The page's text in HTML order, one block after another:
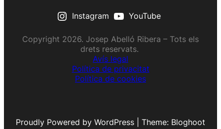
Instagram YouTube
Copyright 2026. Josep Abelló Ribera – Tots els
drets reservats.
Avís legal
Política de privacitat
Política de cookies
Proudly Powered by WordPress | Theme: Bloghoot